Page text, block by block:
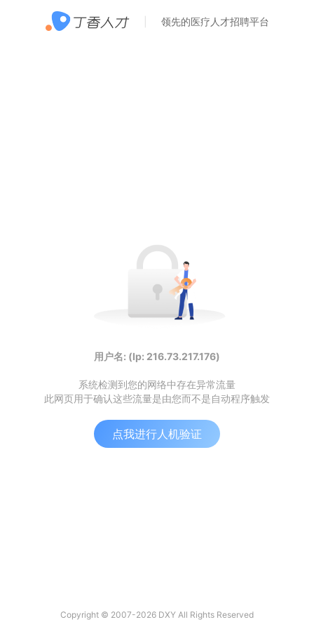
领先的医疗人才招聘平台
用户名: (Ip: 216.73.217.176)
系统检测到您的网络中存在异常流量
此网页用于确认这些流量是由您而不是自动程序触发
点我进行人机验证
Copyright © 2007-2026 DXY All Rights Reserved